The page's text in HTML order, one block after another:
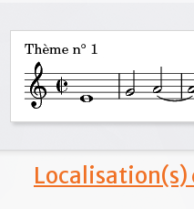
Localisation(s)